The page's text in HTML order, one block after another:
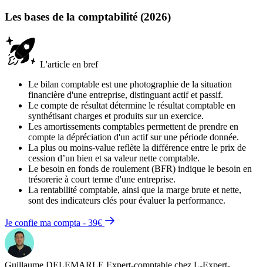
Les bases de la comptabilité (2026)
L'article en bref
Le bilan comptable est une photographie de la situation
financière d'une entreprise, distinguant actif et passif.
Le compte de résultat détermine le résultat comptable en
synthétisant charges et produits sur un exercice.
Les amortissements comptables permettent de prendre en
compte la dépréciation d'un actif sur une période donnée.
La plus ou moins-value reflète la différence entre le prix de
cession d’un bien et sa valeur nette comptable.
Le besoin en fonds de roulement (BFR) indique le besoin en
trésorerie à court terme d'une entreprise.
La rentabilité comptable, ainsi que la marge brute et nette,
sont des indicateurs clés pour évaluer la performance.
Je confie ma compta - 39€
Guillaume DELEMARLE Expert-comptable chez L-Expert-